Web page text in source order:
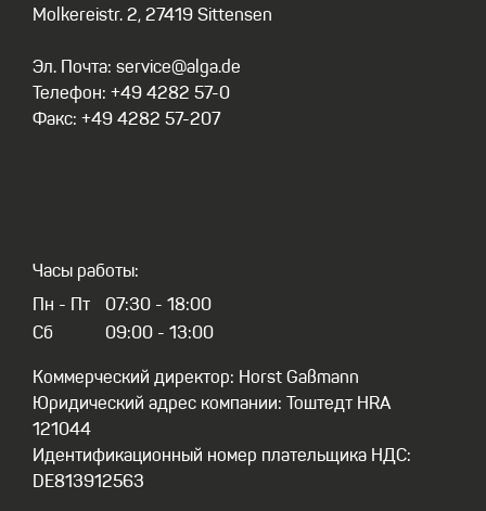
Molkereistr. 2, 27419 Sittensen
Эл. Почта: service@alga.de
Телефон: +49 4282 57-0
Факс: +49 4282 57-207
Часы работы:
Пн - Пт
Сб
07:30 - 18:00
09:00 - 13:00
Коммерческий директор: Horst Gaßmann
Юридический адрес компании: Тоштедт HRA
121044
Идентификационный номер плательщика НДС:
DE813912563